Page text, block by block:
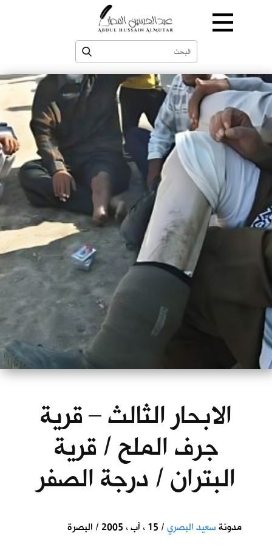
الابحار الثالث – قرية
جرف الملح / قرية
البتران / درجة الصفر
مدونةسعيد البصري/ 15 ، آب ، 2005 / البصرة